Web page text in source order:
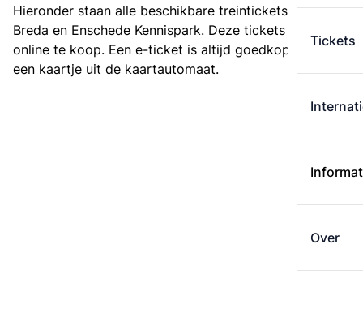
Tickets
Over
Hieronder staan alle beschikbare treintickets tussen
Breda en Enschede Kennispark. Deze tickets zijn
online te koop. Een e-ticket is altijd goedkoper dan
een kaartje uit de kaartautomaat.